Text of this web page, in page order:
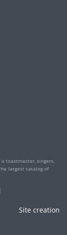
toastmaster, singers,
largest catalog of
Site creation